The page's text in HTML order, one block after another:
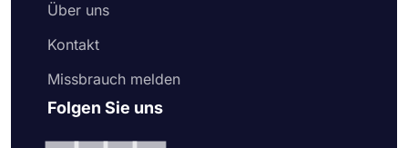
Über uns
Kontakt
Missbrauch melden
Folgen Sie uns